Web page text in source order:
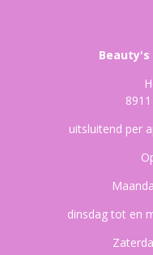
Beauty's
uitsluitend per
dinsdag tot en